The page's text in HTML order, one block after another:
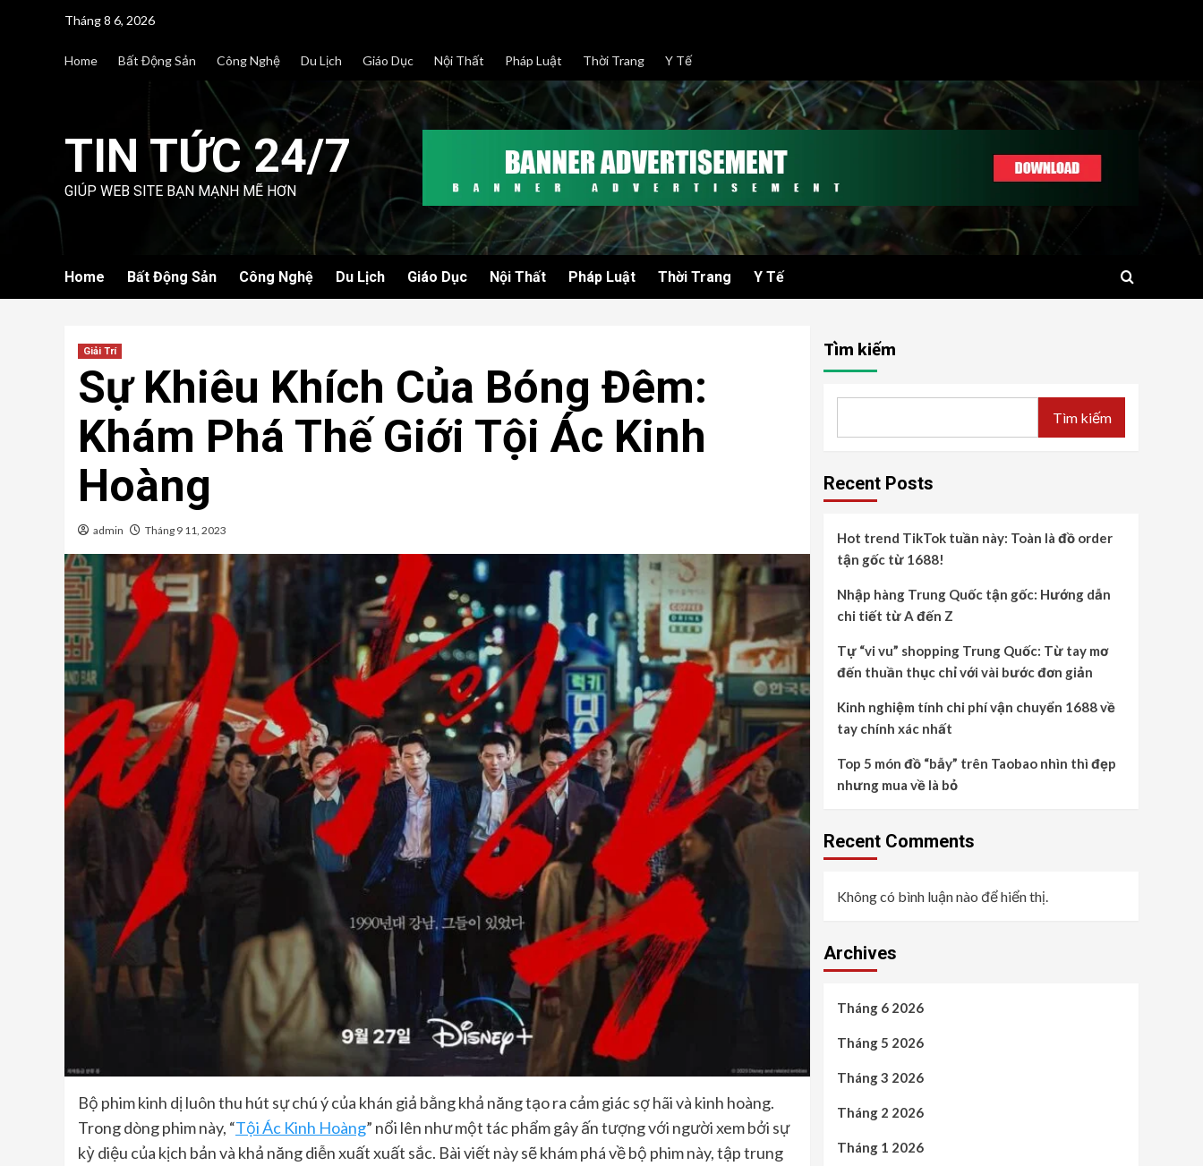
Tháng 8 6, 2026
Home Bất Động Sản Công Nghệ Du Lịch Giáo Dục Nội Thất Pháp Luật Thời Trang Y Tế
TIN TỨC 24/7
GIÚP WEB SITE BẠN MẠNH MẼ HƠN
Home Bất Động Sản Công Nghệ Du Lịch Giáo Dục Nội Thất Pháp Luật Thời Trang Y Tế
Giải Trí
Sự Khiêu Khích Của Bóng Đêm:
Khám Phá Thế Giới Tội Ác Kinh
Hoàng
admin Tháng 9 11, 2023
Bộ phim kinh dị luôn thu hút sự chú ý của khán giả bằng khả năng tạo ra cảm giác sợ hãi và kinh hoàng.
Trong dòng phim này, “Tội Ác Kinh Hoàng” nổi lên như một tác phẩm gây ấn tượng với người xem bởi sự
kỳ diệu của kịch bản và khả năng diễn xuất xuất sắc. Bài viết này sẽ khám phá về bộ phim này, tập trung
Tìm kiếm
Tìm kiếm
Recent Posts
Hot trend TikTok tuần này: Toàn là đồ order
tận gốc từ 1688!
Nhập hàng Trung Quốc tận gốc: Hướng dẫn
chi tiết từ A đến Z
Tự “vi vu” shopping Trung Quốc: Từ tay mơ
đến thuần thục chỉ với vài bước đơn giản
Kinh nghiệm tính chi phí vận chuyển 1688 về
tay chính xác nhất
Top 5 món đồ “bẫy” trên Taobao nhìn thì đẹp
nhưng mua về là bỏ
Recent Comments
Không có bình luận nào để hiển thị.
Archives
Tháng 6 2026
Tháng 5 2026
Tháng 3 2026
Tháng 2 2026
Tháng 1 2026